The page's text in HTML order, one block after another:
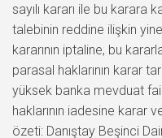
sayılı kararı ile bu karara
talebinin reddine ilişkin
kararının iptaline, bu
parasal haklarının karar
yüksek banka mevduat
haklarının iadesine karar
özeti: Danıştay Beşinci